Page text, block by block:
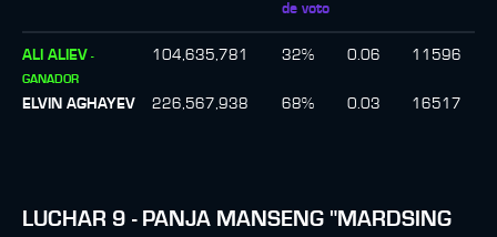
de voto
ALI ALIEV -
GANADOR
104,635,781 32% 0.06 11596
ELVIN AGHAYEV 226,567,938 68% 0.03 16517
LUCHAR 9 - PANJA MANSENG "MARDSING